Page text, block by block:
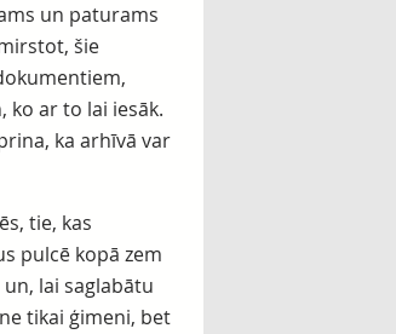
un paturams
šie
ko ar to lai iesāk.
ka arhīvā var
tie, kas
pulcē kopā zem
lai saglabātu
tikai ģimeni, bet